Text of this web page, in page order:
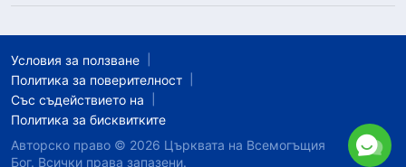
Условия за ползване
Политика за поверителност
Със съдействието на
Политика за бисквитките
Авторско право © 2026 Църквата на Всемогъщия
Бог. Всички права запазени.